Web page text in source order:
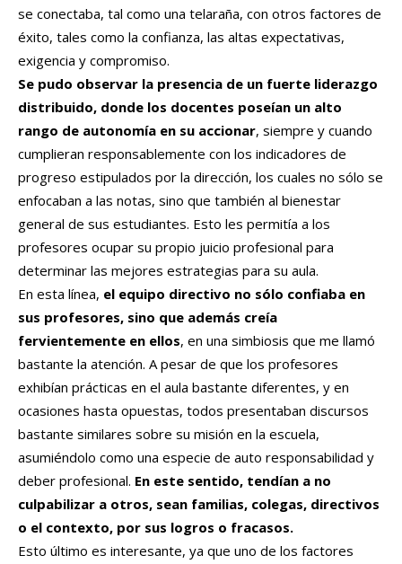
se conectaba, tal como una telaraña, con otros factores de
éxito, tales como la confianza, las altas expectativas,
exigencia y compromiso.
Se pudo observar la presencia de un fuerte liderazgo
distribuido, donde los docentes poseían un alto
rango de autonomía en su accionar, siempre y cuando
cumplieran responsablemente con los indicadores de
progreso estipulados por la dirección, los cuales no sólo se
enfocaban a las notas, sino que también al bienestar
general de sus estudiantes. Esto les permitía a los
profesores ocupar su propio juicio profesional para
determinar las mejores estrategias para su aula.
En esta línea, el equipo directivo no sólo confiaba en
sus profesores, sino que además creía
fervientemente en ellos, en una simbiosis que me llamó
bastante la atención. A pesar de que los profesores
exhibían prácticas en el aula bastante diferentes, y en
ocasiones hasta opuestas, todos presentaban discursos
bastante similares sobre su misión en la escuela,
asumiéndolo como una especie de auto responsabilidad y
deber profesional. En este sentido, tendían a no
culpabilizar a otros, sean familias, colegas, directivos
o el contexto, por sus logros o fracasos.
Esto último es interesante, ya que uno de los factores